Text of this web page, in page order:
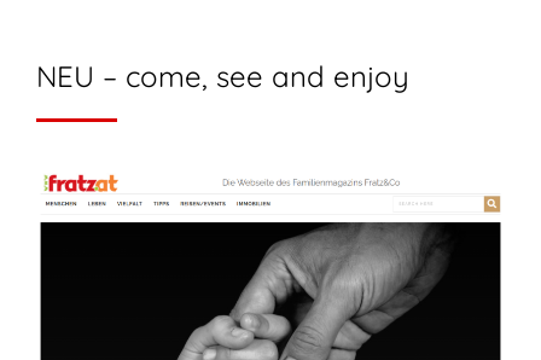
NEU – come, see and enjoy